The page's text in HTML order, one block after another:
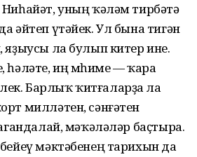
уның ҡәләм тирбәтә
әйтеп үтәйек. Ул бына тигән
яҙыусы ла булып китер ине.
һәләте, иң мө­һиме — ҡара
Барлыҡ ҡитғаларҙа ла
милләтен, сәнғәтен
мәҡәләләр баҫтыра.
мәктәбенең тарихын да